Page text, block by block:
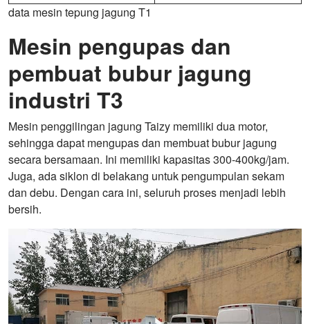
data mesin tepung jagung T1
Mesin pengupas dan
pembuat bubur jagung
industri T3
Mesin penggilingan jagung Taizy memiliki dua motor,
sehingga dapat mengupas dan membuat bubur jagung
secara bersamaan. Ini memiliki kapasitas 300-400kg/jam.
Juga, ada siklon di belakang untuk pengumpulan sekam
dan debu. Dengan cara ini, seluruh proses menjadi lebih
bersih.